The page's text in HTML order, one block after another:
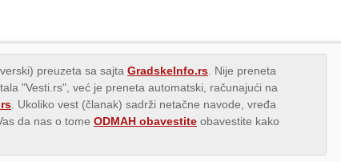
preuzeta sa sajta GradskeInfo.rs . Nije preneta
"Vesti.rs", već je preneta automatski, računajući na
. Ukoliko vest (članak) sadrži netačne navode, vređa
da nas o tome ODMAH obavestite obavestite kako